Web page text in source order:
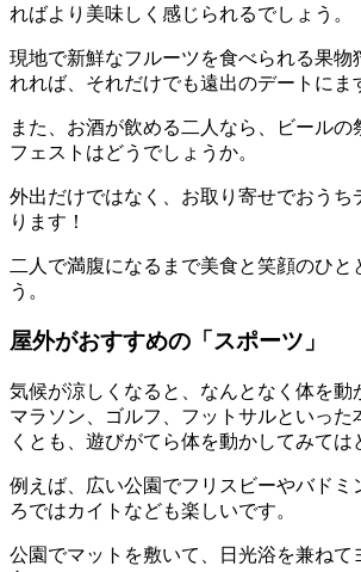
ればより美味しく感じられるでしょう。
現地で新鮮なフルーツを食べられる果物
れれば、それだけでも遠出のデートにま
また、お酒が飲める二人なら、ビールの
フェストはどうでしょうか。
外出だけではなく、お取り寄せでおうち
ります！
二人で満腹になるまで美食と笑顔のひと
う。
屋外がおすすめの「スポーツ」
気候が涼しくなると、なんとなく体を動
マラソン、ゴルフ、フットサルといった
くとも、遊びがてら体を動かしてみては
例えば、広い公園でフリスビーやバドミ
ろではカイトなども楽しいです。
公園でマットを敷いて、日光浴を兼ねて